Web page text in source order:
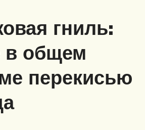
гниль:
в общем
перекисью